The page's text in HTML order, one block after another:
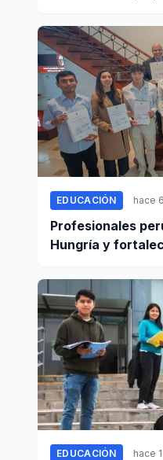
EDUCACIÓN hace
Profesionales
Hungría y
EDUCACIÓN hace